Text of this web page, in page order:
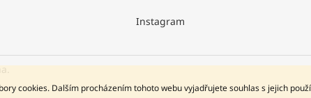
cookies. Dalším procházením tohoto webu vyjadřujete souhlas s jejich
Instagram